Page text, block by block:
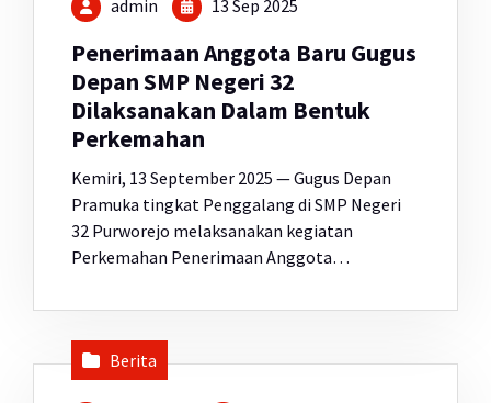
admin 13 Sep 2025
Penerimaan Anggota Baru Gugus
Depan SMP Negeri 32
Dilaksanakan Dalam Bentuk
Perkemahan
Kemiri, 13 September 2025 — Gugus Depan
Pramuka tingkat Penggalang di SMP Negeri
32 Purworejo melaksanakan kegiatan
Perkemahan Penerimaan Anggota…
Berita